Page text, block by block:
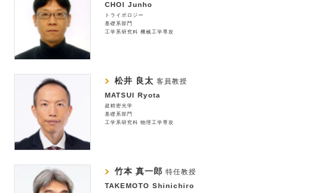
CHOI Junho
トライボロジー
基礎系部門
工学系研究科 機械工学専攻
松井 良太 客員教授
MATSUI Ryota
超精密光学
基礎系部門
工学系研究科 物理工学専攻
竹本 真一郎 特任教授
TAKEMOTO Shinichiro